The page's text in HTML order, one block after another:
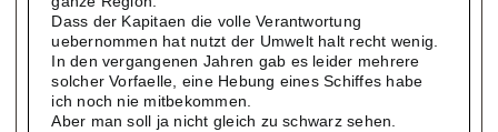
Dass der Kapitaen die volle Verantwortung
uebernommen hat nutzt der Umwelt halt recht wenig.
In den vergangenen Jahren gab es leider mehrere
solcher Vorfaelle, eine Hebung eines Schiffes habe
ich noch nie mitbekommen.
Aber man soll ja nicht gleich zu schwarz sehen.